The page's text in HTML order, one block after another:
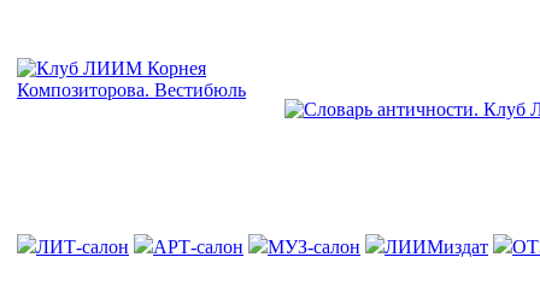
ЛИТ-салон АРТ-салон МУЗ-салон ЛИИМиздат